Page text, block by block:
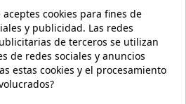
de extracto de mimosa, se
de América de flores con
a purificar y fortalecer el
de sebo. A la mimosa se le
y regenerativas.
cookies para fines de
y publicidad. Las redes
de terceros se utilizan
de redes sociales y anuncios
estas cookies y el procesamiento